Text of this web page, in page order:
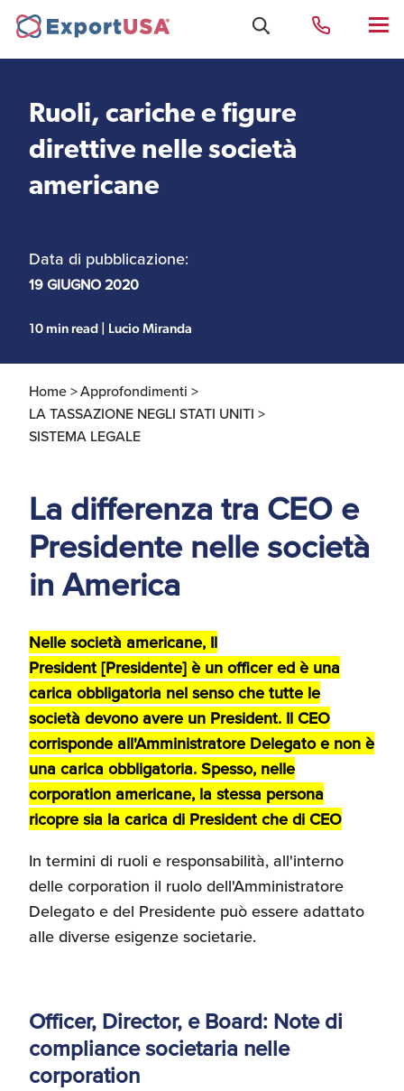
Uffici e Team Exportusa
di Rimini
ExportUSA a Bruxelles
Perchè gli Stati Uniti
d'America
New York, Corp.
Manuale pratico sul
commercio con gli USA
ExportUSA ottiene la
licenza per richiedere
gli ITIN
Media
Recensioni delle
assistite da ExportUSA
Fiscali
Visti USA
Logistica
Ricerca Distributori di
Macchinari Industriali
Branding e
Comunicazione
Internazionalizzazione
e Accesso al Mercato
Apertura Ristoranti
Ricerche di Mercato
Ruoli, cariche e figure
direttive nelle società
americane
Data di pubblicazione:
19 GIUGNO 2020
10 min read | Lucio Miranda
Home >Approfondimenti >
LA TASSAZIONE NEGLI STATI UNITI >
SISTEMA LEGALE
La differenza tra CEO e
Presidente nelle società
in America
Nelle società americane, Il
President [Presidente] è un officer ed è una
carica obbligatoria nel senso che tutte le
società devono avere un President. Il CEO
corrisponde all'Amministratore Delegato e non è
una carica obbligatoria. Spesso, nelle
corporation americane, la stessa persona
ricopre sia la carica di President che di CEO
In termini di ruoli e responsabilità, all'interno
delle corporation il ruolo dell'Amministratore
Delegato e del Presidente può essere adattato
alle diverse esigenze societarie.
Officer, Director, e Board: Note di
compliance societaria nelle
corporation